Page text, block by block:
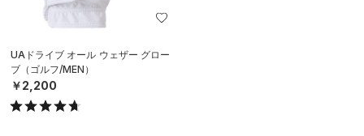
UAドライブ オール ウェザー グロー
ブ（ゴルフ/MEN）
￥2,200